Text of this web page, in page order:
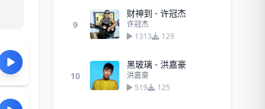
9
财神到 - 许冠杰
许冠杰
1313
129
10
黑玻璃 - 洪嘉豪
洪嘉豪
519
125